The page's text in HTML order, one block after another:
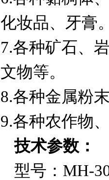
化妆品、牙膏
7.各种矿石、
文物等。
8.各种金属粉
9.各种农作物
技术参数：
型号： MH-